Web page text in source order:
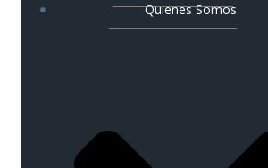
Quienes Somos